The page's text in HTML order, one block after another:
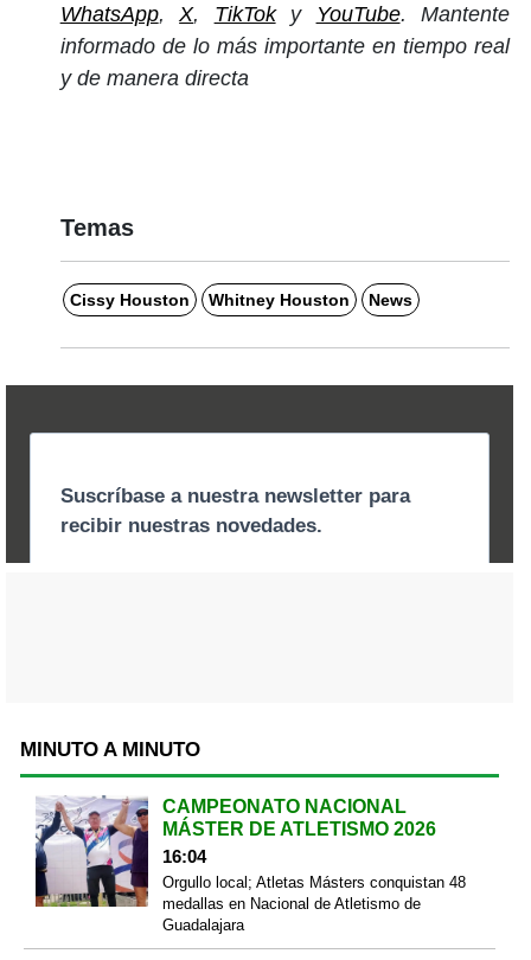
WhatsApp,X, TikToky YouTube. Mantente
informado de lo más importante en tiempo real
y de manera directa
Temas
Cissy Houston Whitney Houston News
MINUTO A MINUTO
CAMPEONATO NACIONAL
MÁSTER DE ATLETISMO 2026
16:04
Orgullo local; Atletas Másters conquistan 48
medallas en Nacional de Atletismo de
Guadalajara